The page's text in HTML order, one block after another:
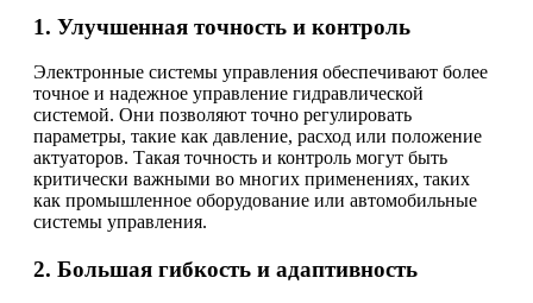
1. Улучшенная точность и контроль
Электронные системы управления обеспечивают более
точное и надежное управление гидравлической
системой. Они позволяют точно регулировать
параметры, такие как давление, расход или положение
актуаторов. Такая точность и контроль могут быть
критически важными во многих применениях, таких
как промышленное оборудование или автомобильные
системы управления.
2. Большая гибкость и адаптивность